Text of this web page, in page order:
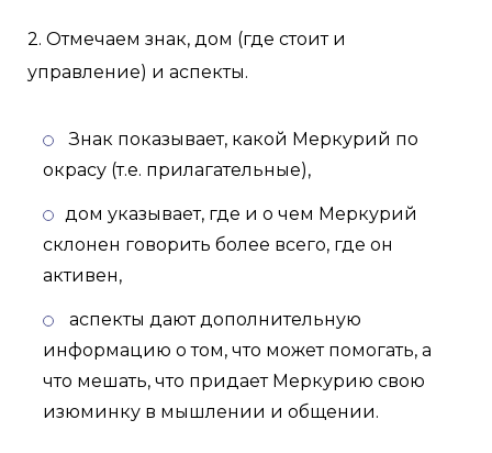
2. Отмечаем знак, дом (где стоит и
управление) и аспекты.
Знак показывает, какой Меркурий по
окрасу (т.е. прилагательные),
дом указывает, где и о чем Меркурий
склонен говорить более всего, где он
активен,
аспекты дают дополнительную
информацию о том, что может помогать, а
что мешать, что придает Меркурию свою
изюминку в мышлении и общении.